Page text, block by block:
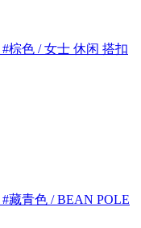
#棕色 / 女士 休闲 搭扣
#藏青色 / BEAN POLE